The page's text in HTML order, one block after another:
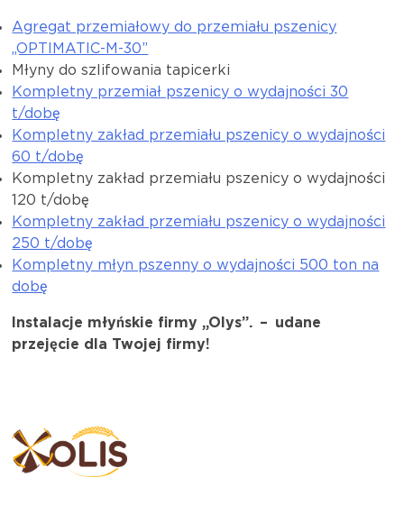
Agregat przemiałowy do przemiału pszenicy
„OPTIMATIC-M-30”
Młyny do szlifowania tapicerki
Kompletny przemiał pszenicy o wydajności 30
t/dobę
Kompletny zakład przemiału pszenicy o wydajności
60 t/dobę
Kompletny zakład przemiału pszenicy o wydajności
120 t/dobę
Kompletny zakład przemiału pszenicy o wydajności
250 t/dobę
Kompletny młyn pszenny o wydajności 500 ton na
dobę
Instalacje młyńskie firmy „Olys”. –
udane
przejęcie dla Twojej firmy!